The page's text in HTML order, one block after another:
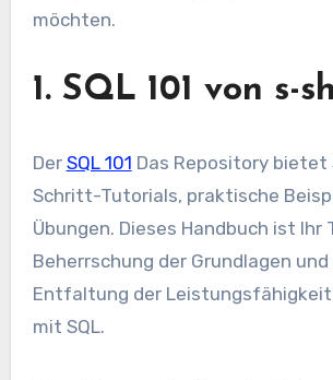
möchten.
1. SQL 101 von s-
Der SQL 101 Das Repository
Schritt-Tutorials, praktische
Übungen. Dieses Handbuch ist Ihr
Beherrschung der Grundlagen und
Entfaltung der Leistungsfähigkeit
mit SQL.